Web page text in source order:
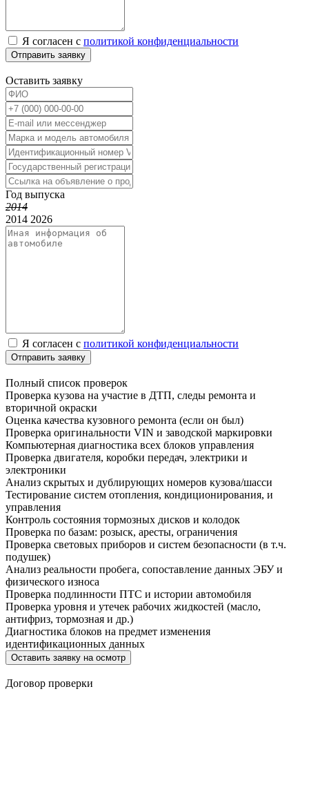
Я согласен с политикой конфиденциальности
Отправить заявку
Оставить заявку
Год выпуска
2014
2014 2026
Я согласен с политикой конфиденциальности
Отправить заявку
Полный список проверок
Проверка кузова на участие в ДТП, следы ремонта и
вторичной окраски
Оценка качества кузовного ремонта (если он был)
Проверка оригинальности VIN и заводской маркировки
Компьютерная диагностика всех блоков управления
Проверка двигателя, коробки передач, электрики и
электроники
Анализ скрытых и дублирующих номеров кузова/шасси
Тестирование систем отопления, кондиционирования, и
управления
Контроль состояния тормозных дисков и колодок
Проверка по базам: розыск, аресты, ограничения
Проверка световых приборов и систем безопасности (в т.ч.
подушек)
Анализ реальности пробега, сопоставление данных ЭБУ и
физического износа
Проверка подлинности ПТС и истории автомобиля
Проверка уровня и утечек рабочих жидкостей (масло,
антифриз, тормозная и др.)
Диагностика блоков на предмет изменения
идентификационных данных
Оставить заявку на осмотр
Договор проверки